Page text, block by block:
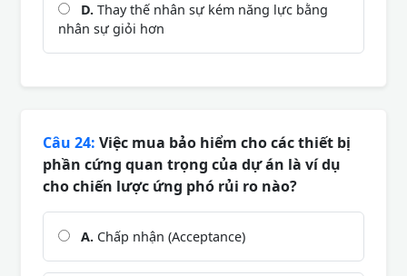
D. Thay thế nhân sự kém năng lực bằng
nhân sự giỏi hơn
Câu 24: Việc mua bảo hiểm cho các thiết bị
phần cứng quan trọng của dự án là ví dụ
cho chiến lược ứng phó rủi ro nào?
A. Chấp nhận (Acceptance)